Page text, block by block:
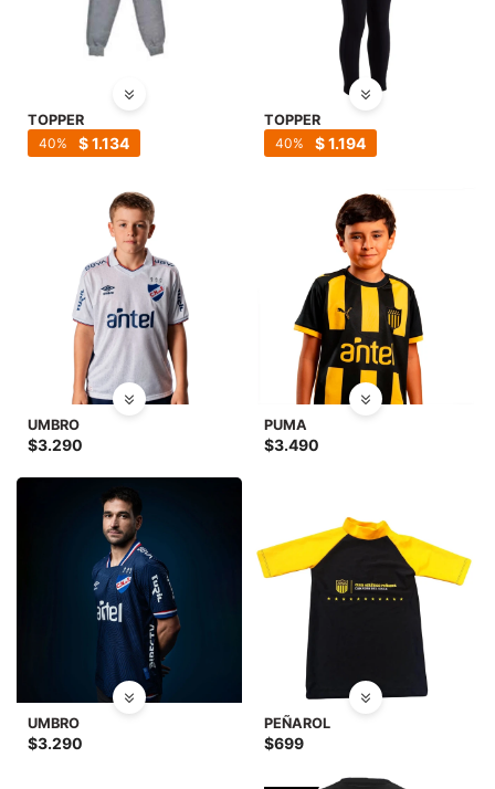
TOPPER
$1.134
40
TOPPER
$1.194
40
UMBRO
$3.290
PUMA
$3.490
UMBRO
$3.290
PEÑAROL
$699